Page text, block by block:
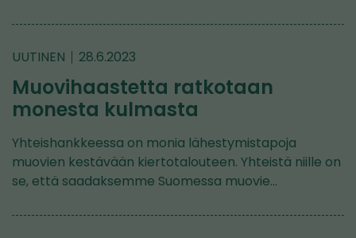
UUTINEN 28.6.2023
Muovihaastetta ratkotaan
monesta kulmasta
Yhteishankkeessa on monia lähestymistapoja
muovien kestävään kiertotalouteen. Yhteistä niille on
se, että saadaksemme Suomessa muovie…